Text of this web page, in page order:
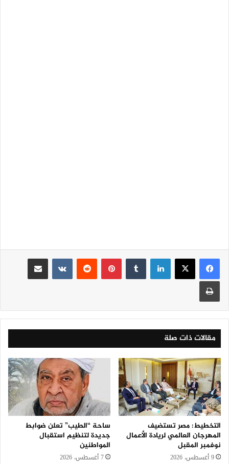
لينكدإن بينتيريست
مقالات ذات صلة
التخطيط: مصر تستضيف
المهرجان العالمي لريادة الأعمال
نوفمبر المقبل
9 أغسطس، 2026
ساحة “الطيب” تعلن ضوابط
جديدة لتنظيم استقبال
المواطنين
7 أغسطس، 2026